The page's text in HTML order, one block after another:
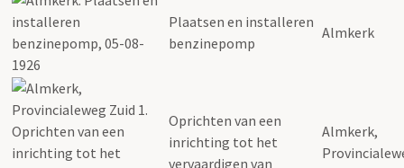
Plaatsen en installeren
benzinepomp
Almkerk
Oprichten van een
inrichting tot het
vervaardigen van
Almkerk,